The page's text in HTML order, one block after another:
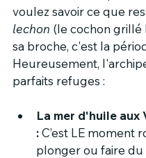
voulez savoir ce que
lechon (le cochon grillé
sa broche, c'est la
Heureusement,
parfaits refuges :
La mer d'huile aux
: C’est LE moment
plonger ou faire du